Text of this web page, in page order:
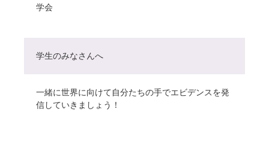
学会
学生のみなさんへ
一緒に世界に向けて自分たちの手でエビデンスを発
信していきましょう！